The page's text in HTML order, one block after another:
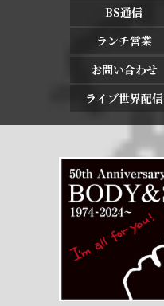
BS通信
ランチ営業
お問い合わせ
ライブ世界配信